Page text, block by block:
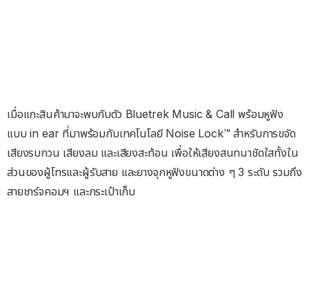
เมื่อแกะสินค้ามาจะพบกับตัว Bluetrek Music & Call พร้อมหูฟัง
แบบ in ear ที่มาพร้อมกับเทคโนโลยี Noise Lock™ สำหรับการขจัด
เสียงรบกวน เสียงลม และเสียงสะท้อน เพื่อให้เสียงสนทนาชัดใสทั้งใน
ส่วนของผู้โทรและผู้รับสาย และยางจุกหูฟังขนาดต่าง ๆ 3 ระดับ รวมถึง
สายชาร์จคอมฯ และกระเป๋าเก็บ